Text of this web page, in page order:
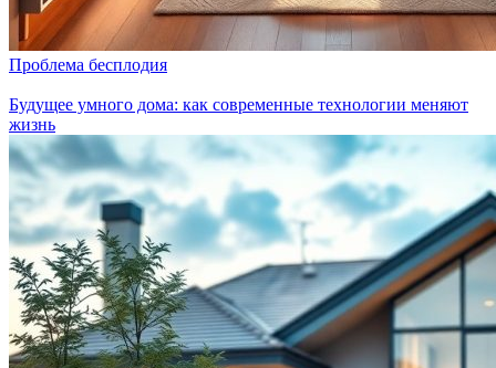
Проблема бесплодия
Будущее умного дома: как современные технологии меняют
жизнь